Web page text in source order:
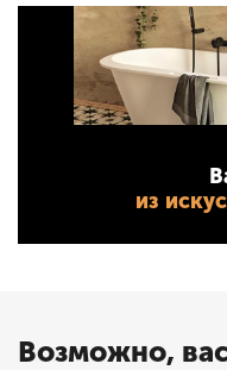
из
Возможно,